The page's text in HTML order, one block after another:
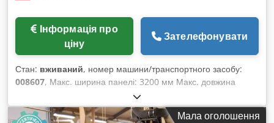
ціну
Зателефонувати
Стан: вживаний, номер машини/транспортного засобу:
008607, Макс. ширина панелі: 3200 мм Макс. довжина
панелі: 1000 мм Кількість агрегатів: 6 Кількість агрегатів: 4
Chsdezqz N Espfx Aamoa Бічні горизонтальні групи: так
Мала оголошення